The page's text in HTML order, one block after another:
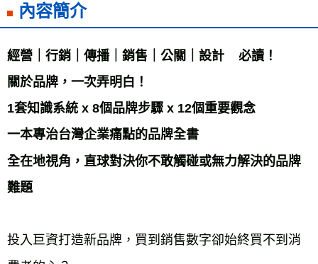
內容簡介
經營｜行銷｜傳播｜銷售｜公關｜設計    必讀！
關於品牌，一次弄明白！
1套知識系統 x 8個品牌步驟 x 12個重要觀念
一本專治台灣企業痛點的品牌全書
全在地視角，直球對決你不敢觸碰或無力解決的品牌
難題
投入巨資打造新品牌，買到銷售數字卻始終買不到消